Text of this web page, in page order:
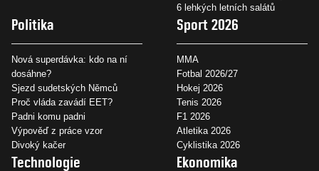
6 lehkých letních salátů
Politika
Nová superdávka: kdo na ní
dosáhne?
Sjezd sudetských Němců
Proč vláda zavádí EET?
Padni komu padni
Výpověď z práce vzor
Divoký kačer
Sport 2026
MMA
Fotbal 2026/27
Hokej 2026
Tenis 2026
F1 2026
Atletika 2026
Cyklistika 2026
Technologie Ekonomika